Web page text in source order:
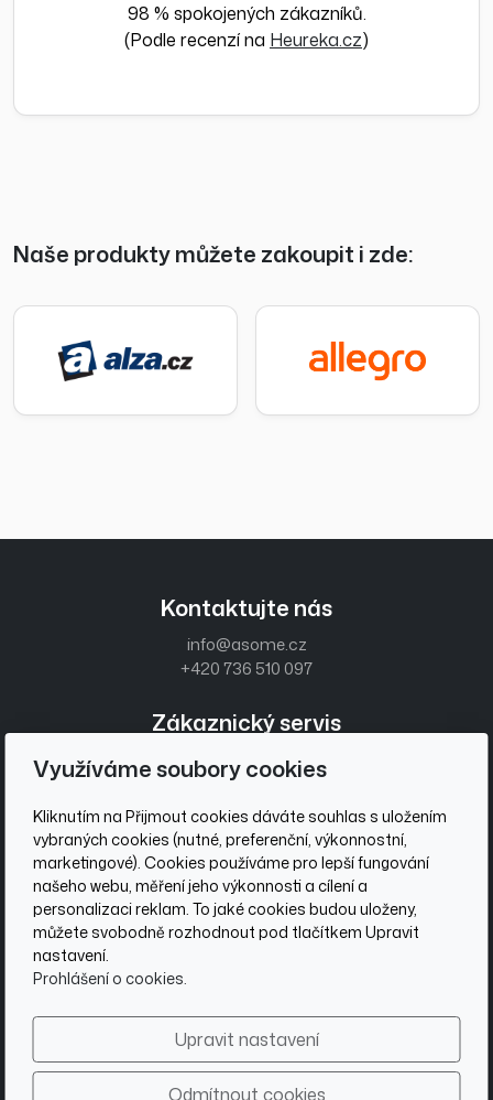
98 % spokojených zákazníků.
(Podle recenzí na Heureka.cz)
Naše produkty můžete zakoupit i zde:
Kontaktujte nás
info@asome.cz
+420 736 510 097
Zákaznický servis
Obchodní podmínky
Ochrana osobních údajů
Sociální sítě
© 2026 ASOME Europe s.r.o., postaveno nainPage
Využíváme soubory cookies
Kliknutím na Přijmout cookies dáváte souhlas s uložením
vybraných cookies (nutné, preferenční, výkonnostní,
marketingové). Cookies používáme pro lepší fungování
našeho webu, měření jeho výkonnosti a cílení a
personalizaci reklam. To jaké cookies budou uloženy,
můžete svobodně rozhodnout pod tlačítkem Upravit
nastavení.
Prohlášení o cookies.
Upravit nastavení
Odmítnout cookies